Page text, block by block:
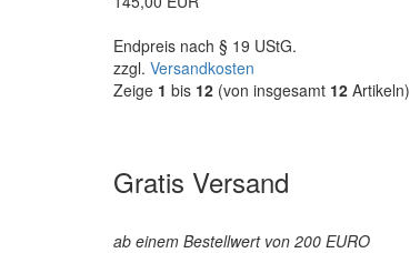
Endpreis nach § 19 UStG.
zzgl. Versandkosten
Zeige 1 bis 12 (von insgesamt 12 Artikeln)
Gratis Versand
ab einem Bestellwert von 200 EURO